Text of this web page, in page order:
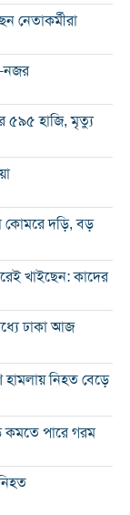
নেতাকর্মীরা
নজর
৫৯৫ হাজি, মৃত্যু
কোমরে দড়ি, বড়
খাইছেন: কাদের
ঢাকা আজ
হামলায় নিহত বেড়ে
কমতে পারে গরম